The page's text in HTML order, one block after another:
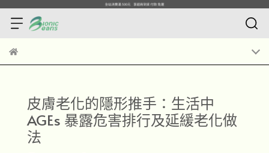
皮膚老化的隱形推手：生活中
AGEs 暴露危害排行及延緩老化做
法